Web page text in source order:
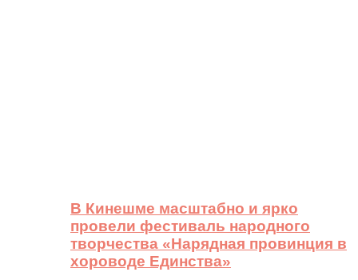
В Кинешме масштабно и ярко
провели фестиваль народного
творчества «Нарядная провинция в
хороводе Единства»